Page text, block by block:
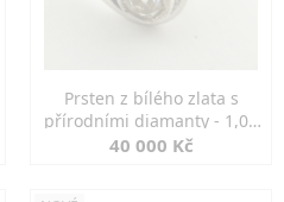
Prsten z bílého zlata s
přírodními diamanty - 1,00
ct
40 000 Kč